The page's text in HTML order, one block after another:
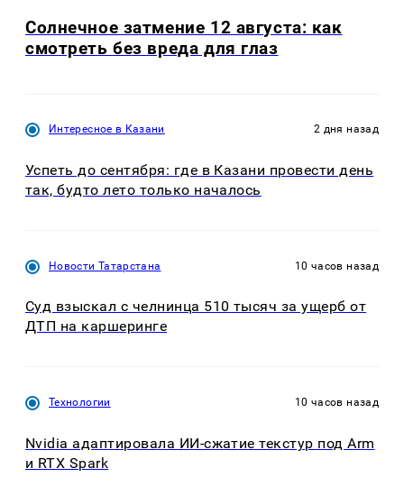
Солнечное затмение 12 августа: как
смотреть без вреда для глаз
Интересное в Казани 2 дня назад
Успеть до сентября: где в Казани провести день
так, будто лето только началось
Новости Татарстана 10 часов назад
Суд взыскал с челнинца 510 тысяч за ущерб от
ДТП на каршеринге
Технологии 10 часов назад
Nvidia адаптировала ИИ-сжатие текстур под Arm
и RTX Spark